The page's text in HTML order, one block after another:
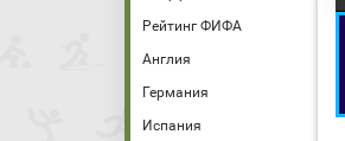
Рейтинг ФИФА
Англия
Германия
Испания